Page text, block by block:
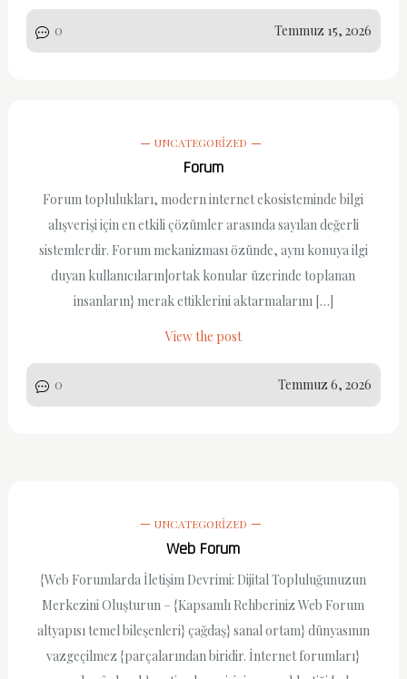
0 Temmuz 15, 2026
UNCATEGORIZED
Forum
Forum toplulukları, modern internet ekosisteminde bilgi
alışverişi için en etkili çözümler arasında sayılan değerli
sistemlerdir. Forum mekanizması özünde, aynı konuya ilgi
duyan kullanıcıların|ortak konular üzerinde toplanan
insanların} merak ettiklerini aktarmalarını […]
View the post
0 Temmuz 6, 2026
UNCATEGORIZED
Web Forum
{Web Forumlarda İletişim Devrimi: Dijital Topluluğunuzun
Merkezini Oluşturun – {Kapsamlı Rehberiniz Web Forum
altyapısı temel bileşenleri} çağdaş} sanal ortam} dünyasının
vazgeçilmez {parçalarından biridir. İnternet forumları}